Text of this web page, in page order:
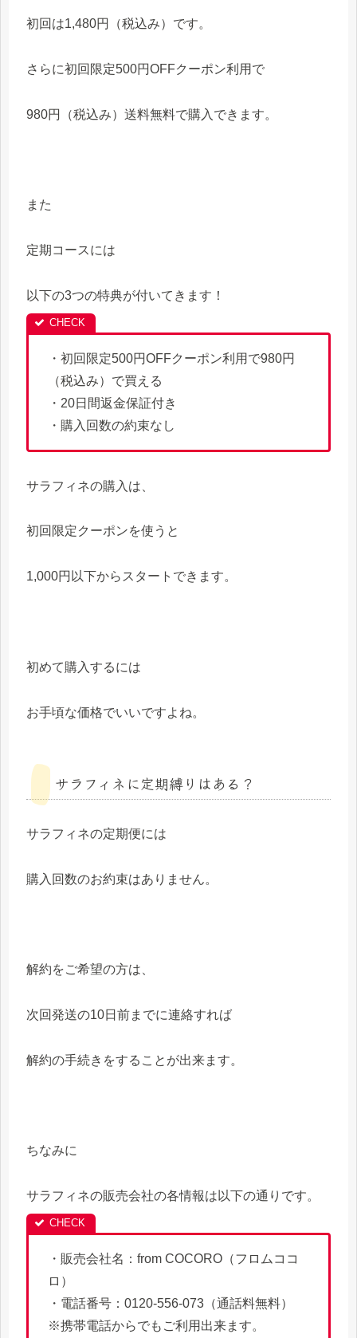
初回は1,480円（税込み）です。
さらに初回限定500円OFFクーポン利用で
980円（税込み）送料無料で購入できます。
また
定期コースには
以下の3つの特典が付いてきます！
・初回限定500円OFFクーポン利用で980円
（税込み）で買える
・20日間返金保証付き
・購入回数の約束なし
サラフィネの購入は、
初回限定クーポンを使うと
1,000円以下からスタートできます。
初めて購入するには
お手頃な価格でいいですよね。
サラフィネに定期縛りはある？
サラフィネの定期便には
購入回数のお約束はありません。
解約をご希望の方は、
次回発送の10日前までに連絡すれば
解約の手続きをすることが出来ます。
ちなみに
サラフィネの販売会社の各情報は以下の通りです。
・販売会社名：from COCORO（フロムココ
ロ）
・電話番号：0120-556-073（通話料無料）
※携帯電話からでもご利用出来ます。